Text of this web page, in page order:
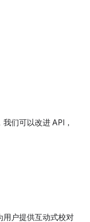
们可以改进 API，
用户提供互动式校对